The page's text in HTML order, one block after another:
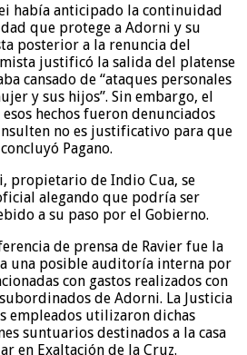
había anticipado la continuidad
que protege a Adorni y su
posterior a la renuncia del
justificó la salida del platense
cansado de “ataques personales
y sus hijos”. Sin embargo, el
hechos fueron denunciados
no es justificativo para que
Pagano.
propietario de Indio Cua, se
alegando que podría ser
a su paso por el Gobierno.
de prensa de Ravier fue la
una posible auditoría interna por
con gastos realizados con
de Adorni. La Justicia
empleados utilizaron dichas
suntuarios destinados a la casa
en Exaltación de la Cruz.